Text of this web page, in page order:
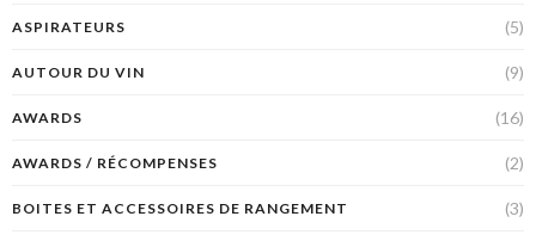
ASPIRATEURS (5)
AUTOUR DU VIN (9)
AWARDS (16)
AWARDS / RÉCOMPENSES (2)
BOITES ET ACCESSOIRES DE RANGEMENT (3)